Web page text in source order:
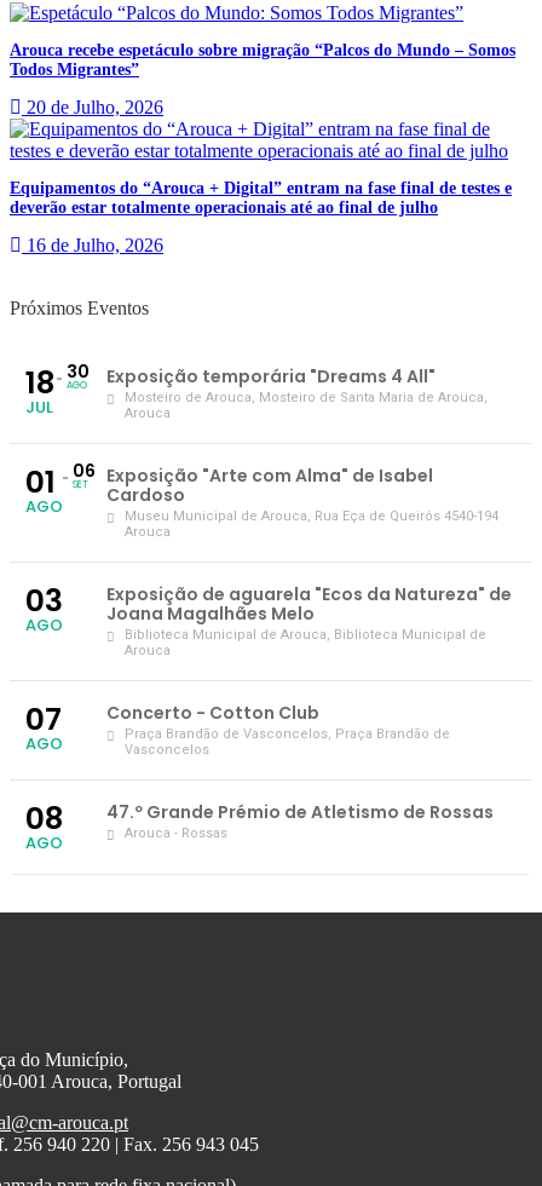
Arouca recebe espetáculo sobre migração “Palcos do Mundo – Somos
Todos Migrantes”
20 de Julho, 2026
Equipamentos do “Arouca + Digital” entram na fase final de testes e
deverão estar totalmente operacionais até ao final de julho
16 de Julho, 2026
Próximos Eventos
18
JUL
30
AGO Exposição temporária "Dreams 4 All"
Mosteiro de Arouca, Mosteiro de Santa Maria de Arouca,
Arouca
01
AGO
06
SET
Exposição "Arte com Alma" de Isabel
Cardoso
Museu Municipal de Arouca, Rua Eça de Queirós 4540-194
Arouca
03
AGO
Exposição de aguarela "Ecos da Natureza" de
Joana Magalhães Melo
Biblioteca Municipal de Arouca, Biblioteca Municipal de
Arouca
07
AGO
Concerto - Cotton Club
Praça Brandão de Vasconcelos, Praça Brandão de
Vasconcelos
08
AGO
47.º Grande Prémio de Atletismo de Rossas
Arouca - Rossas
do Município,
001 Arouca, Portugal
arouca.pt
256 940 220 | Fax. 256 943 045